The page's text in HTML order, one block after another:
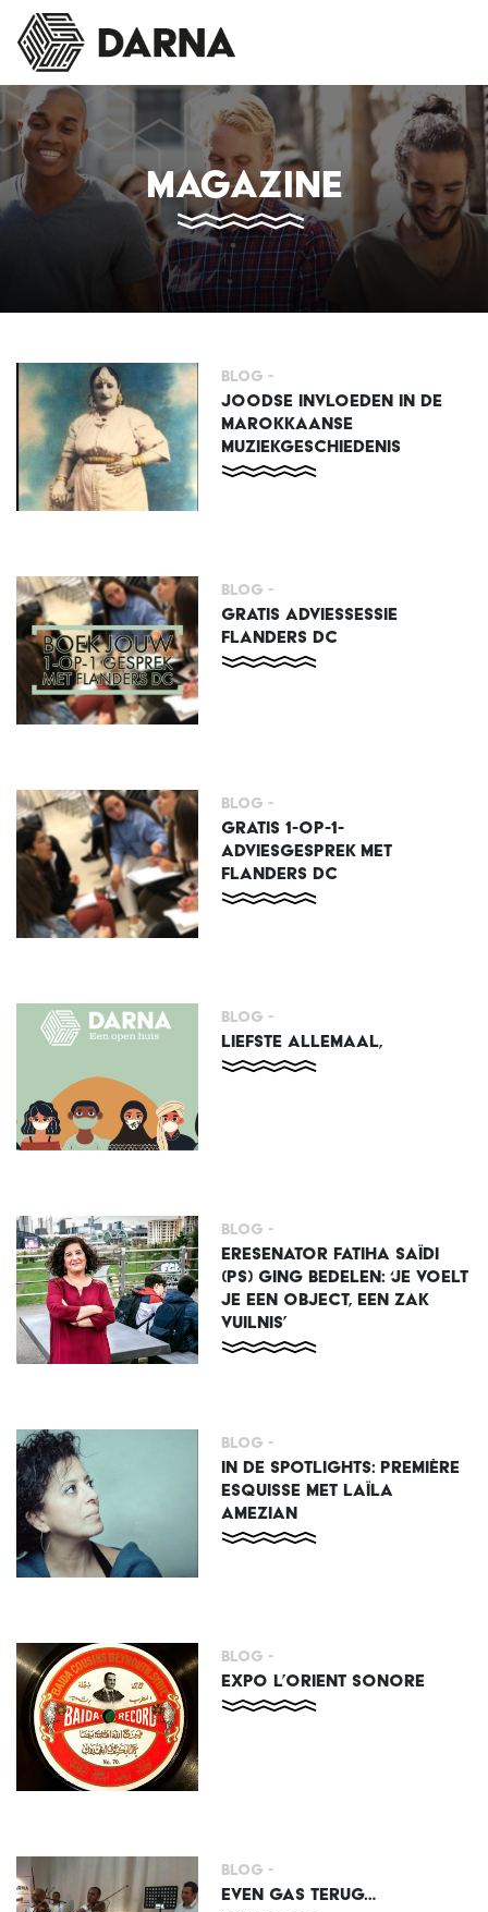
content
MAGAZINE
Blog -
JOODSE INVLOEDEN IN DE
MAROKKAANSE
MUZIEKGESCHIEDENIS
Blog -
GRATIS ADVIESSESSIE
FLANDERS DC
Blog -
GRATIS 1-OP-1-
ADVIESGESPREK MET
FLANDERS DC
Blog -
LIEFSTE ALLEMAAL,
Blog -
ERESENATOR FATIHA SAÏDI
(PS) GING BEDELEN: ‘JE VOELT
JE EEN OBJECT, EEN ZAK
VUILNIS’
Blog -
IN DE SPOTLIGHTS: PREMIÈRE
ESQUISSE MET LAÏLA
AMEZIAN
Blog -
EXPO L’ORIENT SONORE
Blog -
EVEN GAS TERUG…